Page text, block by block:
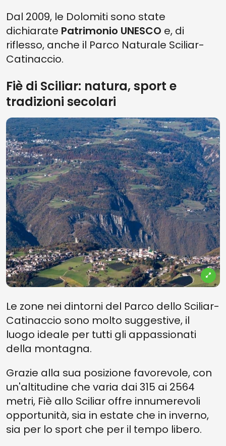
Dal 2009, le Dolomiti sono state
dichiarate Patrimonio UNESCO e, di
riflesso, anche il Parco Naturale Sciliar-
Catinaccio.
Fiè di Sciliar: natura, sport e
tradizioni secolari
Le zone nei dintorni del Parco dello Sciliar-
Catinaccio sono molto suggestive, il
luogo ideale per tutti gli appassionati
della montagna.
Grazie alla sua posizione favorevole, con
un'altitudine che varia dai 315 ai 2564
metri, Fiè allo Sciliar offre innumerevoli
opportunità, sia in estate che in inverno,
sia per lo sport che per il tempo libero.